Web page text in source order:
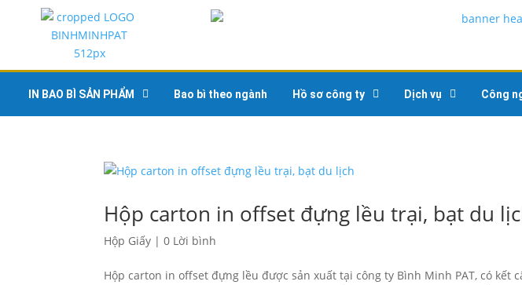
IN BAO BÌ SẢN PHẨM Bao bì theo ngành Hồ sơ công ty Dịch vụ Công
Hộp carton in offset đựng lều trại, bạt du
Hộp Giấy | 0 Lời bình
Hộp carton in offset đựng lều được sản xuất tại công ty Bình Minh PAT, có kết